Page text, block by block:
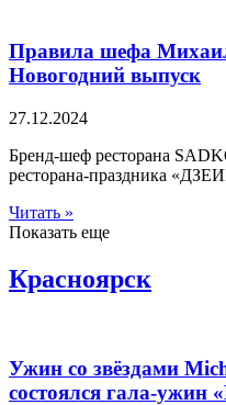
Правила шефа
Новогодний выпуск
27.12.2024
Бренд-шеф ресторана
ресторана-праздника
Читать »
Показать еще
Красноярск
Ужин со звёздами
состоялся гала-ужин